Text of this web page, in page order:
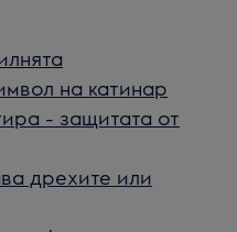
на катинар
- защитата от
дрехите или